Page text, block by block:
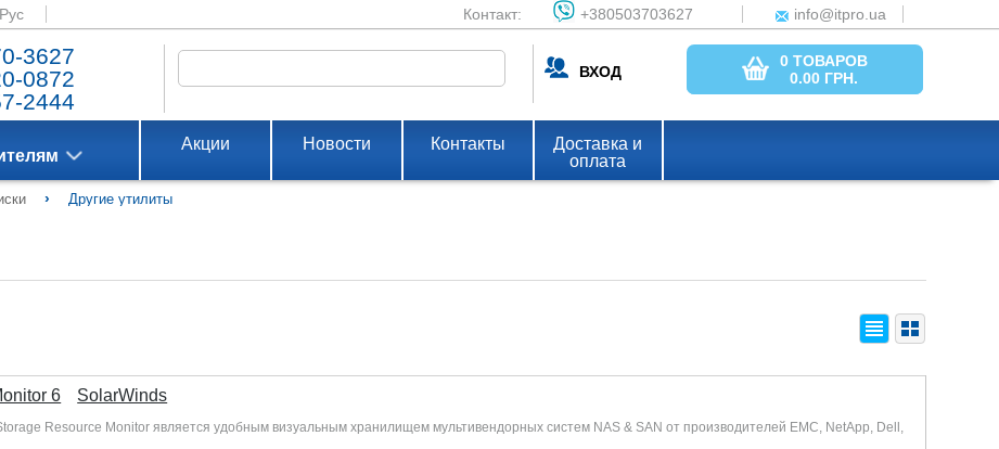
Рус Контакт: +380503703627 info@itpro.ua
3627
0872
2444
ВХОД
0 ТОВАРОВ
0.00 ГРН.
Акции Новости Контакты
Доставка и
оплата
› Другие утилиты
6 SolarWinds
Resource Monitor является удобным визуальным хранилищем мультивендорных систем NAS & SAN от производителей EMC, NetApp, Dell,